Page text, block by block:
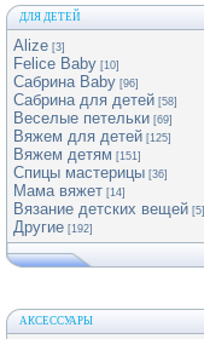
ДЛЯ ДЕТЕЙ
Alize [3]
Felice Baby [10]
Сабрина Baby [96]
Сабрина для детей [58]
Веселые петельки [69]
Вяжем для детей [125]
Вяжем детям [151]
Спицы мастерицы [36]
Мама вяжет [14]
Вязание детских вещей [5]
Другие [192]
АКСЕССУАРЫ